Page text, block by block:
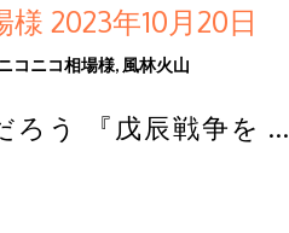
2023年10月20日
コニコ相場様, 風林火山
ろう 『戊辰戦争を …